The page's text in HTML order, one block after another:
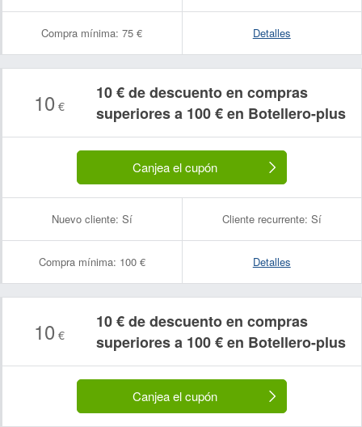
Compra mínima: 75 € Detalles
10 €
10 € de descuento en compras
superiores a 100 € en Botellero-plus
Canjea el cupón
Nuevo cliente: Sí Cliente recurrente: Sí
Compra mínima: 100 € Detalles
10 €
10 € de descuento en compras
superiores a 100 € en Botellero-plus
Canjea el cupón
Nombre:
Correo electrónico: